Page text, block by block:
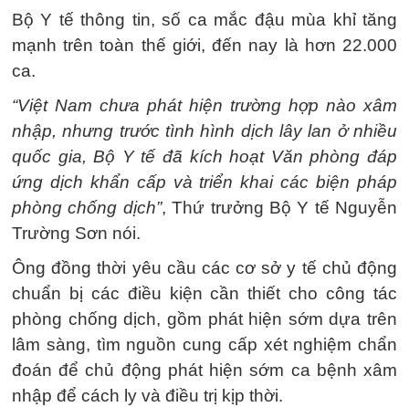
Bộ Y tế thông tin, số ca mắc đậu mùa khỉ tăng
mạnh trên toàn thế giới, đến nay là hơn 22.000
ca.
“Việt Nam chưa phát hiện trường hợp nào xâm
nhập, nhưng trước tình hình dịch lây lan ở nhiều
quốc gia, Bộ Y tế đã kích hoạt Văn phòng đáp
ứng dịch khẩn cấp và triển khai các biện pháp
phòng chống dịch”, Thứ trưởng Bộ Y tế Nguyễn
Trường Sơn nói.
Ông đồng thời yêu cầu các cơ sở y tế chủ động
chuẩn bị các điều kiện cần thiết cho công tác
phòng chống dịch, gồm phát hiện sớm dựa trên
lâm sàng, tìm nguồn cung cấp xét nghiệm chẩn
đoán để chủ động phát hiện sớm ca bệnh xâm
nhập để cách ly và điều trị kịp thời.